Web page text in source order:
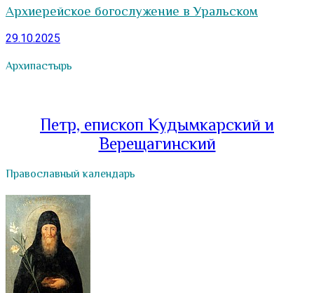
Архиерейское богослужение в Уральском
29.10.2025
Архипастырь
Петр, епископ Кудымкарский и
Верещагинский
Православный календарь